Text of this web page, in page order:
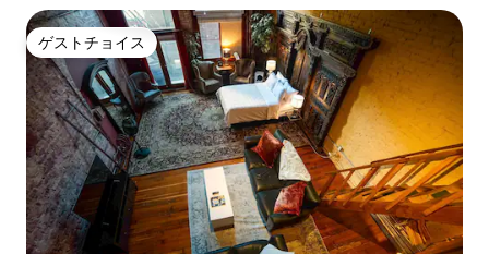
ゲストチョイス
ゲストチョイス